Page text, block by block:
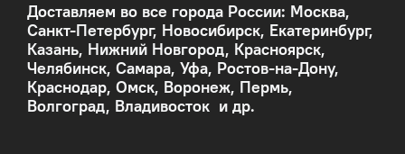
Доставляем во все города России: Москва,
Санкт-Петербург, Новосибирск, Екатеринбург,
Казань, Нижний Новгород, Красноярск,
Челябинск, Самара, Уфа, Ростов-на-Дону,
Краснодар, Омск, Воронеж, Пермь,
Волгоград, Владивосток и др.